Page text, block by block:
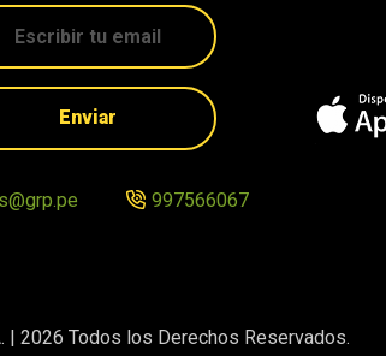
Enviar
997566067
| 2026 Todos los Derechos Reservados.